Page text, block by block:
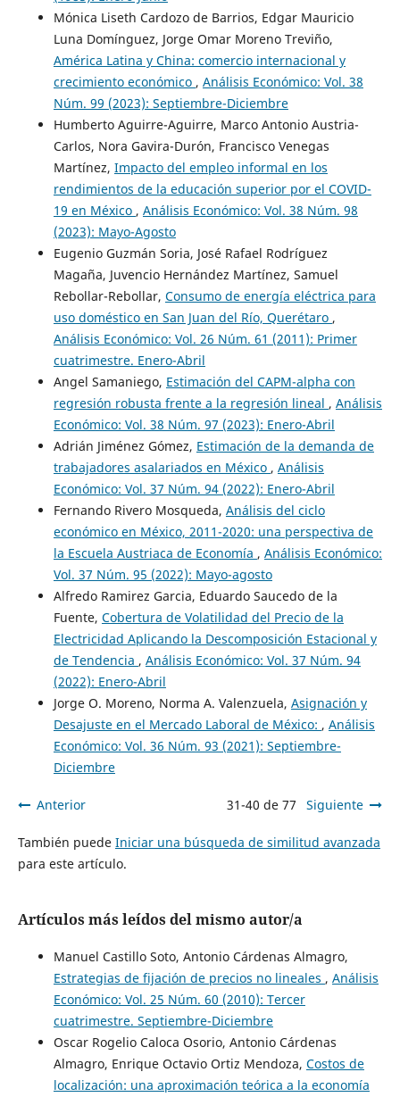
Mónica Liseth Cardozo de Barrios, Edgar Mauricio
Luna Domínguez, Jorge Omar Moreno Treviño,
América Latina y China: comercio internacional y
crecimiento económico , Análisis Económico: Vol. 38
Núm. 99 (2023): Septiembre-Diciembre
Humberto Aguirre-Aguirre, Marco Antonio Austria-
Carlos, Nora Gavira-Durón, Francisco Venegas
Martínez, Impacto del empleo informal en los
rendimientos de la educación superior por el COVID-
19 en México , Análisis Económico: Vol. 38 Núm. 98
(2023): Mayo-Agosto
Eugenio Guzmán Soria, José Rafael Rodríguez
Magaña, Juvencio Hernández Martínez, Samuel
Rebollar-Rebollar, Consumo de energía eléctrica para
uso doméstico en San Juan del Río, Querétaro ,
Análisis Económico: Vol. 26 Núm. 61 (2011): Primer
cuatrimestre. Enero-Abril
Angel Samaniego, Estimación del CAPM-alpha con
regresión robusta frente a la regresión lineal , Análisis
Económico: Vol. 38 Núm. 97 (2023): Enero-Abril
Adrián Jiménez Gómez, Estimación de la demanda de
trabajadores asalariados en México , Análisis
Económico: Vol. 37 Núm. 94 (2022): Enero-Abril
Fernando Rivero Mosqueda, Análisis del ciclo
económico en México, 2011-2020: una perspectiva de
la Escuela Austriaca de Economía , Análisis Económico:
Vol. 37 Núm. 95 (2022): Mayo-agosto
Alfredo Ramirez Garcia, Eduardo Saucedo de la
Fuente, Cobertura de Volatilidad del Precio de la
Electricidad Aplicando la Descomposición Estacional y
de Tendencia , Análisis Económico: Vol. 37 Núm. 94
(2022): Enero-Abril
Jorge O. Moreno, Norma A. Valenzuela, Asignación y
Desajuste en el Mercado Laboral de México: , Análisis
Económico: Vol. 36 Núm. 93 (2021): Septiembre-
Diciembre
Anterior 31-40 de 77 Siguiente
También puede Iniciar una búsqueda de similitud avanzada
para este artículo.
Artículos más leídos del mismo autor/a
Manuel Castillo Soto, Antonio Cárdenas Almagro,
Estrategias de fijación de precios no lineales , Análisis
Económico: Vol. 25 Núm. 60 (2010): Tercer
cuatrimestre. Septiembre-Diciembre
Oscar Rogelio Caloca Osorio, Antonio Cárdenas
Almagro, Enrique Octavio Ortiz Mendoza, Costos de
localización: una aproximación teórica a la economía